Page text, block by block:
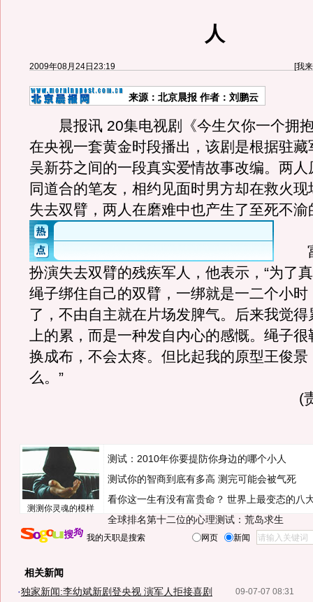
人
2009年08月24日23:19 [我
来源： 北京晨报作者：刘鹏云
晨报讯 20集电视剧《今生欠你一个拥
在央视一套黄金时段播出，该剧是根据驻藏
吴新芬之间的一段真实爱情故事改编。两人
同道合的笔友，相约见面时男方却在救火
失去双臂，两人在磨难中也产生了至死不渝
富
扮演失去双臂的残疾军人，他表示，“为了
绳子绑住自己的双臂，一绑就是一二个小时
了，不由自主就在片场发脾气。后来我觉得
上的累，而是一种发自内心的感慨。绳子很
换成布，不会太疼。但比起我的原型王俊景
么。”
(
测测你灵魂的模样
测试：2010年你要提防你身边的哪个小人
测试你的智商到底有多高 测完可能会被气死
看你这一生有没有富贵命？ 世界上最变态的八
全球排名第十二位的心理测试：荒岛求生
我的天职是搜索 网页 新闻
相关新闻
09-07-07 08:31
·独家新闻:李幼斌新剧登央视 演军人拒接喜剧